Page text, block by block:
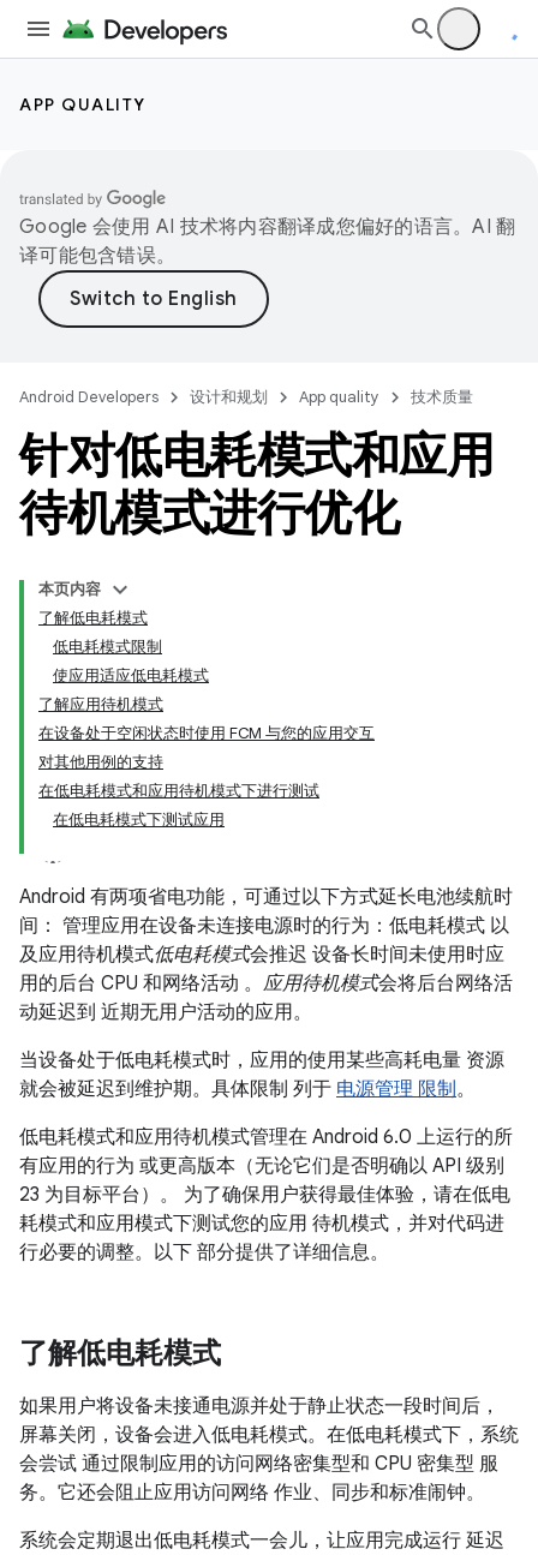
APP QUALITY
Google 会使用 AI 技术将内容翻译成您偏好的语言。AI 翻
译可能包含错误。
Android Developers 设计和规划 App quality 技术质量
针对低电耗模式和应用
待机模式进行优化
本页内容
了解低电耗模式
低电耗模式限制
使应用适应低电耗模式
了解应用待机模式
在设备处于空闲状态时使用 FCM 与您的应用交互
对其他用例的支持
在低电耗模式和应用待机模式下进行测试
在低电耗模式下测试应用
Android 有两项省电功能，可通过以下方式延长电池续航时
间： 管理应用在设备未连接电源时的行为：低电耗模式 以
及应用待机模式低电耗模式会推迟 设备长时间未使用时应
用的后台 CPU 和网络活动 。 应用待机模式会将后台网络活
动延迟到 近期无用户活动的应用。
当设备处于低电耗模式时，应用的使用某些高耗电量 资源
就会被延迟到维护期。具体限制 列于 电源管理 限制。
低电耗模式和应用待机模式管理在 Android 6.0 上运行的所
有应用的行为 或更高版本（无论它们是否明确以 API 级别
23 为目标平台）。 为了确保用户获得最佳体验，请在低电
耗模式和应用模式下测试您的应用 待机模式，并对代码进
行必要的调整。以下 部分提供了详细信息。
了解低电耗模式
如果用户将设备未接通电源并处于静止状态一段时间后，
屏幕关闭，设备会进入低电耗模式。在低电耗模式下，系统
会尝试 通过限制应用的访问网络密集型和 CPU 密集型 服
务。它还会阻止应用访问网络 作业、同步和标准闹钟。
系统会定期退出低电耗模式一会儿，让应用完成运行 延迟